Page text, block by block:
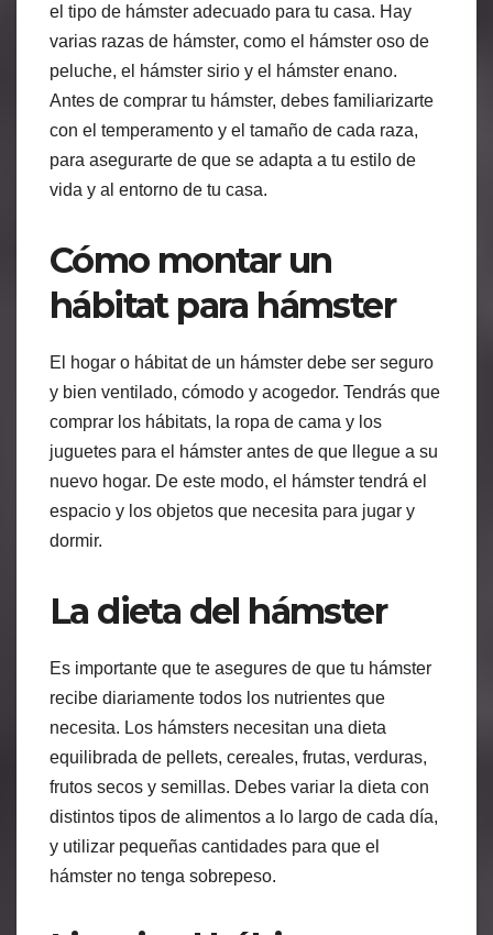
el tipo de hámster adecuado para tu casa. Hay
varias razas de hámster, como el hámster oso de
peluche, el hámster sirio y el hámster enano.
Antes de comprar tu hámster, debes familiarizarte
con el temperamento y el tamaño de cada raza,
para asegurarte de que se adapta a tu estilo de
vida y al entorno de tu casa.
Cómo montar un
hábitat para hámster
El hogar o hábitat de un hámster debe ser seguro
y bien ventilado, cómodo y acogedor. Tendrás que
comprar los hábitats, la ropa de cama y los
juguetes para el hámster antes de que llegue a su
nuevo hogar. De este modo, el hámster tendrá el
espacio y los objetos que necesita para jugar y
dormir.
La dieta del hámster
Es importante que te asegures de que tu hámster
recibe diariamente todos los nutrientes que
necesita. Los hámsters necesitan una dieta
equilibrada de pellets, cereales, frutas, verduras,
frutos secos y semillas. Debes variar la dieta con
distintos tipos de alimentos a lo largo de cada día,
y utilizar pequeñas cantidades para que el
hámster no tenga sobrepeso.